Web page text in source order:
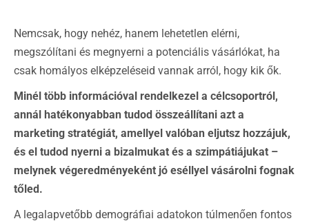
Nemcsak, hogy nehéz, hanem lehetetlen elérni,
megszólítani és megnyerni a potenciális vásárlókat, ha
csak homályos elképzeléseid vannak arról, hogy kik ők.
Minél több információval rendelkezel a célcsoportról,
annál hatékonyabban tudod összeállítani azt a
marketing stratégiát, amellyel valóban eljutsz hozzájuk,
és el tudod nyerni a bizalmukat és a szimpátiájukat –
melynek végeredményeként jó eséllyel vásárolni fognak
tőled.
A legalapvetőbb demográfiai adatokon túlmenően fontos